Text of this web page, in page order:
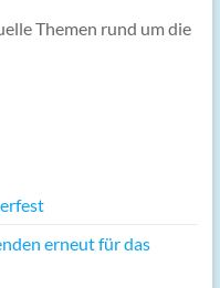
Themen rund um die
erneut für das